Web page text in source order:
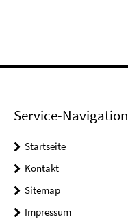
Service-Navigation
Startseite
Kontakt
Sitemap
Impressum